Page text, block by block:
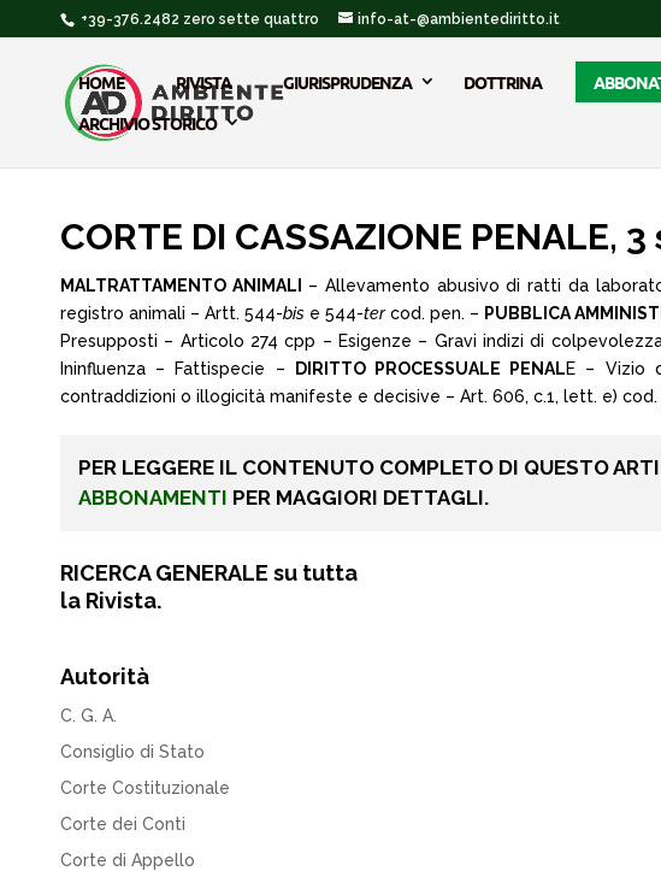
+39-376.2482 zero sette quattro info-at-@ambientediritto.it
HOME RIVISTA GIURISPRUDENZA DOTTRINA
ARCHIVIO STORICO
CORTE DI CASSAZIONE PENALE,
MALTRATTAMENTO ANIMALI
– Allevamento abusivo di ratti da
registro animali – Artt. 544-bis e 544-tercod. pen. – PUBBLICA
Presupposti – Articolo 274 cpp – Esigenze – Gravi indizi di
Ininfluenza – Fattispecie –
DIRITTO PROCESSUALE PENALE – Vizio
contraddizioni o illogicità manifeste e decisive – Art. 606, c.1, lett. e) cod.
PER LEGGERE IL CONTENUTO COMPLETO DI QUESTO
ABBONAMENTI PER MAGGIORI DETTAGLI.
RICERCA GENERALE su tutta
la Rivista.
Autorità
C. G. A.
Consiglio di Stato
Corte Costituzionale
Corte dei Conti
Corte di Appello